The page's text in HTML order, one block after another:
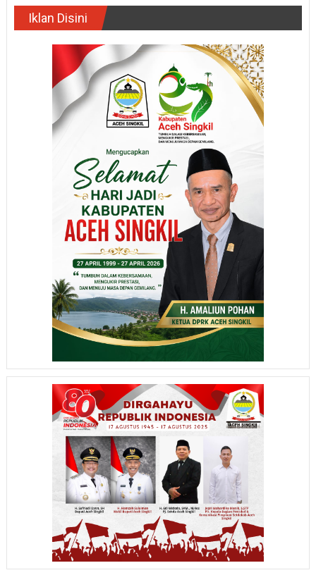
Iklan Disini